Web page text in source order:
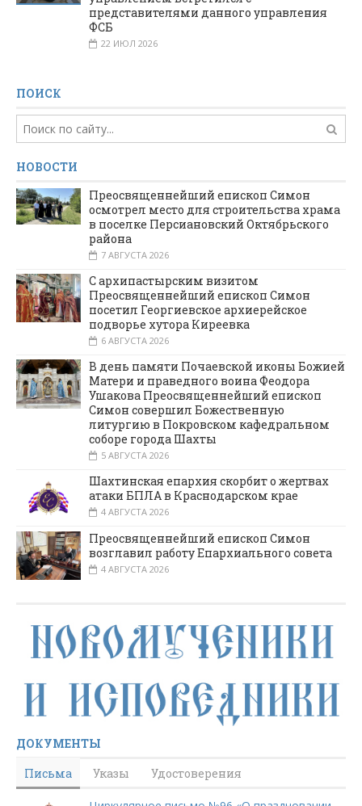
представителями данного управления
ФСБ
22 ИЮЛ 2026
ПОИСК
НОВОСТИ
Преосвященнейший епископ Симон
осмотрел место для строительства храма
в поселке Персиановский Октябрьского
района
7 АВГУСТА 2026
С архипастырским визитом
Преосвященнейший епископ Симон
посетил Георгиевское архиерейское
подворье хутора Киреевка
6 АВГУСТА 2026
В день памяти Почаевской иконы Божией
Матери и праведного воина Феодора
Ушакова Преосвященнейший епископ
Симон совершил Божественную
литургию в Покровском кафедральном
соборе города Шахты
5 АВГУСТА 2026
Шахтинская епархия скорбит о жертвах
атаки БПЛА в Краснодарском крае
4 АВГУСТА 2026
Преосвященнейший епископ Симон
возглавил работу Епархиального совета
4 АВГУСТА 2026
ДОКУМЕНТЫ
Письма
Указы Удостоверения